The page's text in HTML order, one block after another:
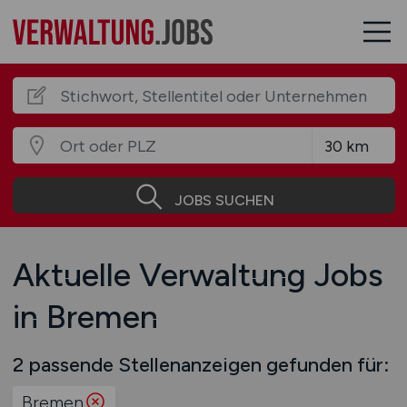
JOBS SUCHEN
Aktuelle Verwaltung Jobs
in Bremen
2 passende Stellenanzeigen gefunden für:
Bremen